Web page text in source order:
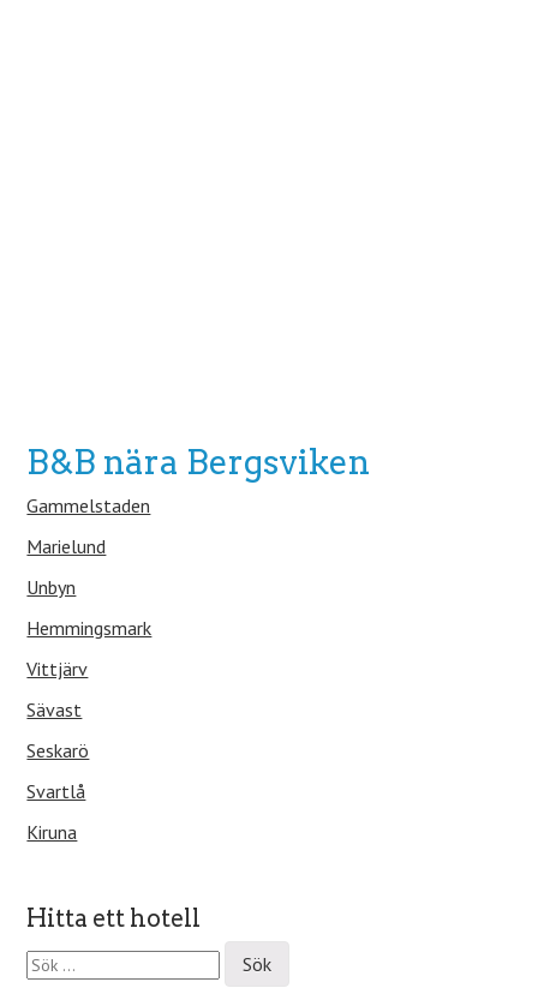
B&B nära Bergsviken
Gammelstaden
Marielund
Unbyn
Hemmingsmark
Vittjärv
Sävast
Seskarö
Svartlå
Kiruna
Hitta ett hotell
S
ö